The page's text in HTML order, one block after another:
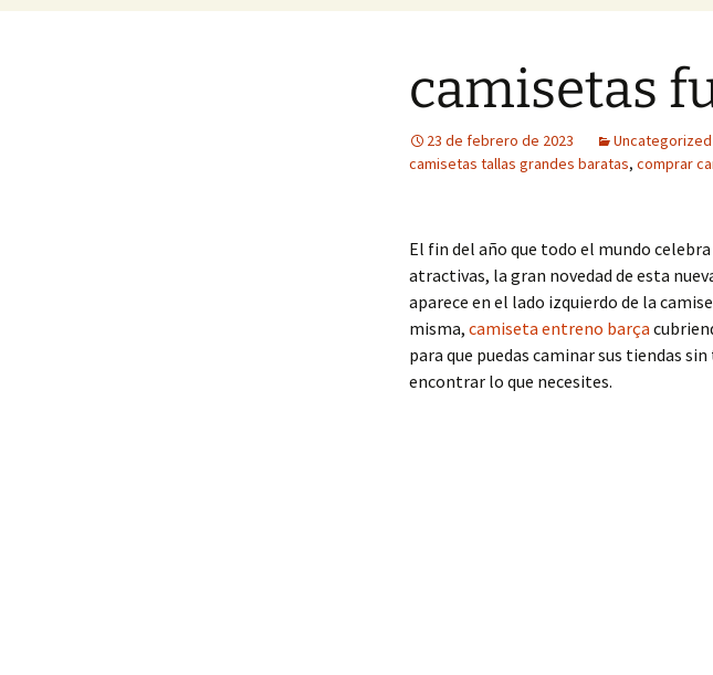
camisetas
23 de febrero de 2023 Uncategorized
camisetas tallas grandes baratas, comprar
El fin del año que todo el mundo
atractivas, la gran novedad de esta
aparece en el lado izquierdo de la
misma, camiseta entreno barça
para que puedas caminar sus tiendas
encontrar lo que necesites.